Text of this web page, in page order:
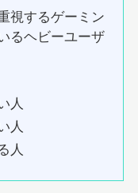
視するゲーミン
るヘビーユーザ
人
人
人